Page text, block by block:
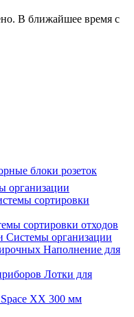
В ближайшее время с
блоки розеток
организации
сортировки отходов
Системы организации
Наполнение для
Лотки для